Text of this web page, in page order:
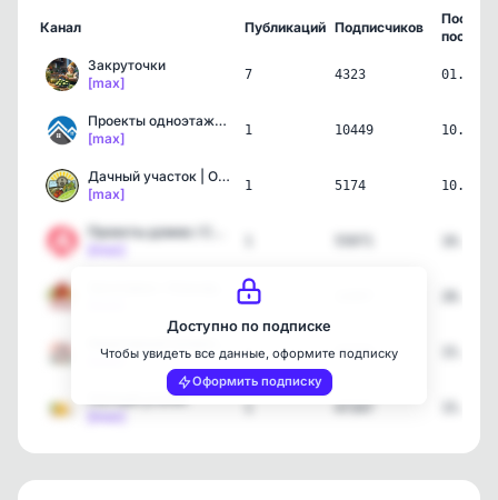
Канал Публикаций Подписчиков
пост
Закруточки
[max]
7 4323
Проекты одноэтажных домов
[max]
1 10449
Дачный участок | Огород,…
[max]
1 5174
1
[max]
1 42774
Уютный уголок
1 47347
Доступно по подписке
Чтобы увидеть все данные, оформите подписку
Оформить подписку